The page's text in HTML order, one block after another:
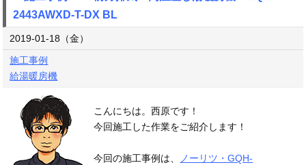
2443AWXD-T-DX BL
2019-01-18（金）
施工事例
給湯暖房機
こんにちは。西原です！
今回施工した作業をご紹介します！
今回の施工事例は、
ノーリツ・GQH-